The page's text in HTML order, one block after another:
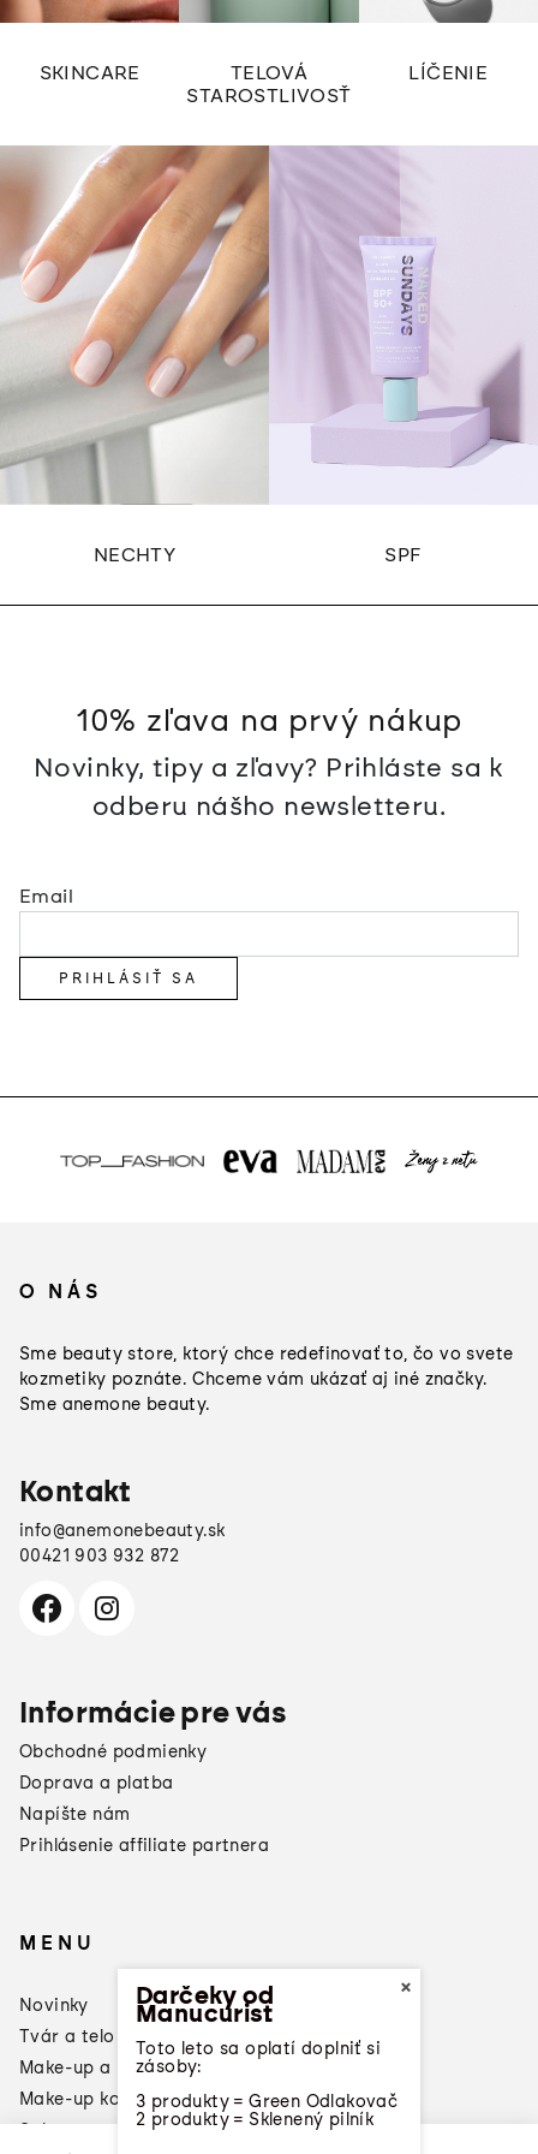
SKINCARE
TELOVÁ
STAROSTLIVOSŤ
LÍČENIE
NECHTY SPF
10% zľava na prvý nákup
Novinky, tipy a zľavy? Prihláste sa k
odberu nášho newsletteru.
Email
PRIHLÁSIŤ SA
O NÁS
Sme beauty store, ktorý chce redefinovať to, čo vo svete
kozmetiky poznáte. Chceme vám ukázať aj iné značky.
Sme anemone beauty.
Kontakt
info@anemonebeauty.sk
00421 903 932 872
Informácie pre vás
Obchodné podmienky
Doprava a platba
Napíšte nám
Prihlásenie affiliate partnera
MENU
Novinky
Tvár a telo
Make-up a laky na nechty
Make-up konzultácia
Sale
×
Darčeky od
Manucurist
Toto leto sa oplatí doplniť si
zásoby:
3 produkty = Green Odlakovač
2 produkty = Sklenený pilník